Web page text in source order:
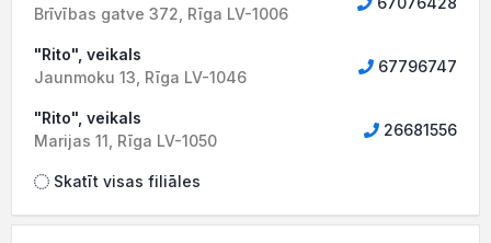
Brīvības gatve 372, Rīga LV-1006
"Rito", veikals
Jaunmoku 13, Rīga LV-1046
67796747
"Rito", veikals
Marijas 11, Rīga LV-1050
26681556
Skatīt visas filiāles